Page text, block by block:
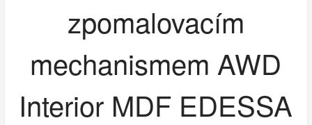
zpomalovacím
mechanismem AWD
Interior MDF EDESSA